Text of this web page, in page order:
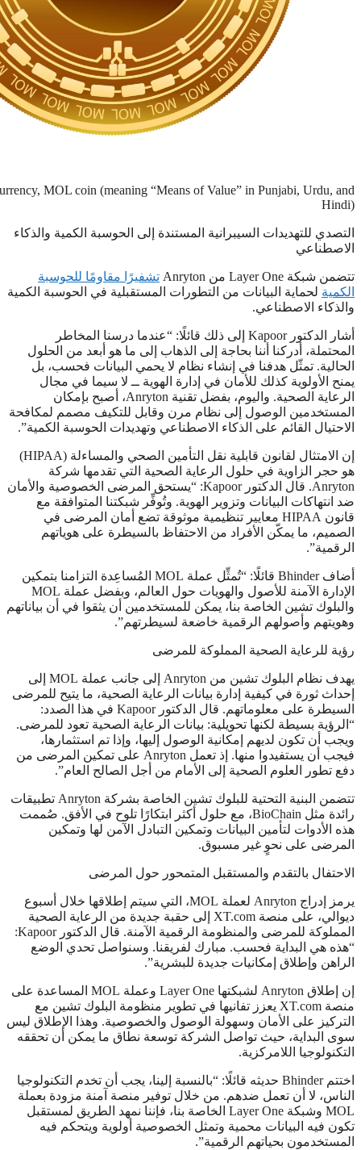
MOL coin (meaning “Means of Value” in Punjabi, Urdu, and
Hindi)
التصدي للتهديدات السيبرانية المستندة إلى الحوسبة الكمية والذكاء
الاصطناعي
تتضمن شبكة Layer One من Anryton ‏
تشفيرًا مقاومًا للحوسبة
الكمية لحماية البيانات من التطورات المستقبلية في الحوسبة الكمية
والذكاء الاصطناعي.
أشار الدكتور Kapoor إلى ذلك قائلًا: “عندما درسنا المخاطر
المحتملة، أدركنا أننا بحاجة إلى الذهاب إلى ما هو أبعد من الحلول
الحالية. تمثّل هدفنا في إنشاء نظام لا يحمي البيانات فحسب، بل
يمنح الأولوية كذلك للأمان في إدارة الهوية ــ لا سيما في مجال
الرعاية الصحية. واليوم، بفضل تقنية Anryton، أصبح بإمكان
المستخدمين الوصول إلى نظام مرن وقابل للتكيف مصمم لمكافحة
الاحتيال القائم على الذكاء الاصطناعي وتهديدات الحوسبة الكمية”.
إن الامتثال لقانون قابلية نقل التأمين الصحي والمساءلة (HIPAA)
هو حجر الزاوية في حلول الرعاية الصحية التي تقدمها شركة
Anryton. قال الدكتور Kapoor: “يستحق المرضى الخصوصية والأمان
ضد انتهاكات البيانات وتزوير الهوية. وتُوفِّر شبكتنا المتوافقة مع
قانون HIPAA معايير تنظيمية موثوقة تضع أمان المرضى في
الصميم، ما يمكّن الأفراد من الاحتفاظ بالسيطرة على هوياتهم
الرقمية”.
أضاف Bhinder قائلًا: “تُمثِّل عملة MOL المُساعِدة التزامنا بتمكين
الإدارة الآمنة للأصول والهويات حول العالم، وبفضل عملة MOL
والبلوك تشين الخاصة بنا، يمكن للمستخدمين أن يثقوا في أن بياناتهم
وهويتهم وأصولهم الرقمية خاضعة لسيطرتهم”.
رؤية للرعاية الصحية المملوكة للمرضى
يهدف نظام البلوك تشين من Anryton إلى جانب عملة MOL إلى
إحداث ثورة في كيفية إدارة بيانات الرعاية الصحية، ما يتيح للمرضى
السيطرة على معلوماتهم. قال الدكتور Kapoor في هذا الصدد:
“الرؤية بسيطة لكنها تحويلية: بيانات الرعاية الصحية تعود للمرضى.
ويجب أن تكون لديهم إمكانية الوصول إليها، وإذا تم استثمارها،
فيجب أن يستفيدوا منها. إذ تعمل Anryton على تمكين المرضى من
دفع تطور العلوم الصحية إلى الأمام من أجل الصالح العام”.
تتضمن البنية التحتية للبلوك تشين الخاصة بشركة Anryton تطبيقات
رائدة مثل BioChain، مع حلول أكثر ابتكارًا تلوح في الأفق. صُممت
هذه الأدوات لتأمين البيانات وتمكين التبادل الآمن لها وتمكين
المرضى على نحوٍ غير مسبوق.
الاحتفال بالتقدم والمستقبل المتمحور حول المرضى
يرمز إدراج Anryton لعملة MOL، التي سيتم إطلاقها خلال أسبوع
ديوالي، على منصة XT.com إلى حقبة جديدة من الرعاية الصحية
المملوكة للمرضى والمنظومة الرقمية الآمنة. قال الدكتور Kapoor:
“هذه هي البداية فحسب. مبارك لفريقنا. وسنواصل تحدي الوضع
الراهن وإطلاق إمكانيات جديدة للبشرية”.
إن إطلاق Anryton لشبكتها Layer One وعملة MOL المساعدة على
منصة XT.com يعزز تفانيها في تطوير منظومة البلوك تشين مع
التركيز على الأمان وسهولة الوصول والخصوصية. وهذا الإطلاق ليس
سوى البداية، حيث تواصل الشركة توسعة نطاق ما يمكن أن تحققه
التكنولوجيا اللامركزية.
اختتم Bhinder حديثه قائلًا: “بالنسبة إلينا، يجب أن تخدم التكنولوجيا
الناس، لا أن تعمل ضدهم. من خلال توفير منصة آمنة مزودة بعملة
MOL وشبكة Layer One الخاصة بنا، فإننا نمهد الطريق لمستقبل
تكون فيه البيانات محمية وتمثل الخصوصية أولوية ويتحكم فيه
المستخدمون بحياتهم الرقمية”.